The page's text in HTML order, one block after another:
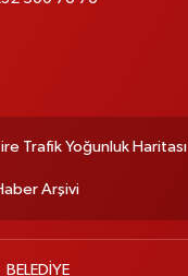
Trafik Yoğunluk Haritası
Arşivi
BELEDİYE